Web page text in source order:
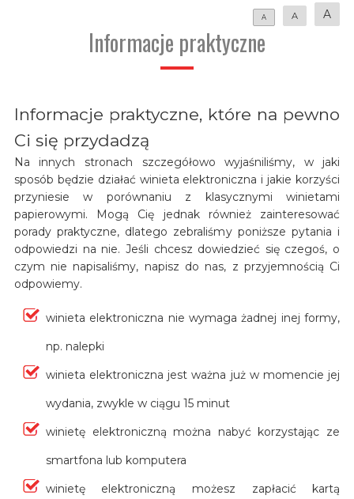
A A A
Informacje praktyczne
Informacje praktyczne, które na pewno
Ci się przydadzą
Na innych stronach szczegółowo wyjaśniliśmy, w jaki
sposób będzie działać winieta elektroniczna i jakie korzyści
przyniesie w porównaniu z klasycznymi winietami
papierowymi. Mogą Cię jednak również zainteresować
porady praktyczne, dlatego zebraliśmy poniższe pytania i
odpowiedzi na nie. Jeśli chcesz dowiedzieć się czegoś, o
czym nie napisaliśmy, napisz do nas, z przyjemnością Ci
odpowiemy.
winieta elektroniczna nie wymaga żadnej inej formy,
np. nalepki
winieta elektroniczna jest ważna już w momencie jej
wydania, zwykle w ciągu 15 minut
winietę elektroniczną można nabyć korzystając ze
smartfona lub komputera
winietę elektroniczną możesz zapłacić kartą